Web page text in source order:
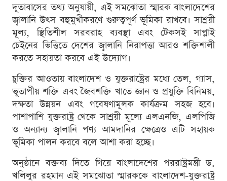
দূতাবাসের তথ্য অনুযায়ী, এই সমঝোতা স্মারক বাংলাদেশের
জ্বালানি উৎস বহুমুখীকরণে গুরুত্বপূর্ণ ভূমিকা রাখবে। সাশ্রয়ী
মূল্য, স্থিতিশীল সরবরাহ ব্যবস্থা এবং টেকসই সাপ্লাই
চেইনের ভিত্তিতে দেশের জ্বালানি নিরাপত্তা আরও শক্তিশালী
করতে সহায়তা করবে এই উদ্যোগ।
চুক্তির আওতায় বাংলাদেশ ও যুক্তরাষ্ট্রের মধ্যে তেল, গ্যাস,
ভূতাপীয় শক্তি এবং জৈবশক্তি খাতে জ্ঞান ও প্রযুক্তি বিনিময়,
দক্ষতা উন্নয়ন এবং গবেষণামূলক কার্যক্রম সহজ হবে।
পাশাপাশি যুক্তরাষ্ট্র থেকে সাশ্রয়ী মূল্যে এলএনজি, এলপিজি
ও অন্যান্য জ্বালানি পণ্য আমদানির ক্ষেত্রেও এটি সহায়ক
ভূমিকা পালন করবে বলে আশা করা হচ্ছে।
অনুষ্ঠানে বক্তব্য দিতে গিয়ে বাংলাদেশের পররাষ্ট্রমন্ত্রী ড.
খলিলুর রহমান এই সমঝোতা স্মারককে বাংলাদেশ-যুক্তরাষ্ট্র